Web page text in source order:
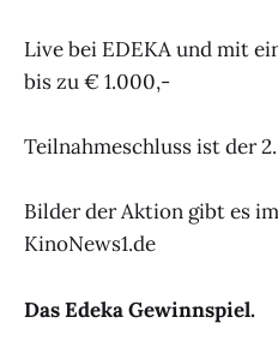
Live bei EDEKA und mit
bis zu € 1.000,-
Teilnahmeschluss ist der
Bilder der Aktion gibt es
KinoNews1.de
Das Edeka Gewinnspiel.